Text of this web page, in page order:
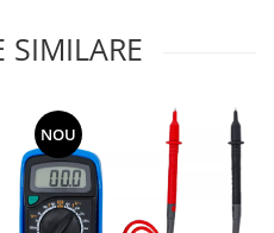
SIMILARE
NOU